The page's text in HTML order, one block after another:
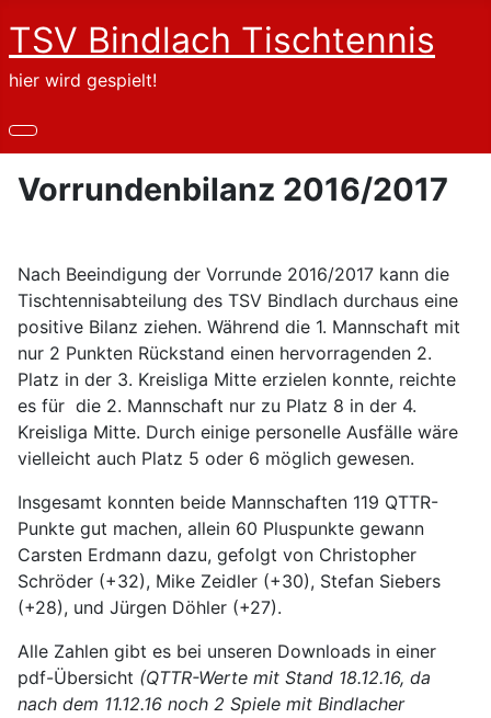
TSV Bindlach Tischtennis
hier wird gespielt!
Vorrundenbilanz 2016/2017
Nach Beeindigung der Vorrunde 2016/2017 kann die
Tischtennisabteilung des TSV Bindlach durchaus eine
positive Bilanz ziehen. Während die 1. Mannschaft mit
nur 2 Punkten Rückstand einen hervorragenden 2.
Platz in der 3. Kreisliga Mitte erzielen konnte, reichte
es für die 2. Mannschaft nur zu Platz 8 in der 4.
Kreisliga Mitte. Durch einige personelle Ausfälle wäre
vielleicht auch Platz 5 oder 6 möglich gewesen.
Insgesamt konnten beide Mannschaften 119 QTTR-
Punkte gut machen, allein 60 Pluspunkte gewann
Carsten Erdmann dazu, gefolgt von Christopher
Schröder (+32), Mike Zeidler (+30), Stefan Siebers
(+28), und Jürgen Döhler (+27).
Alle Zahlen gibt es bei unseren Downloads in einer
pdf-Übersicht (QTTR-Werte mit Stand 18.12.16, da
nach dem 11.12.16 noch 2 Spiele mit Bindlacher